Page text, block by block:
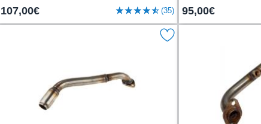
107,00€ (35) 95,00€